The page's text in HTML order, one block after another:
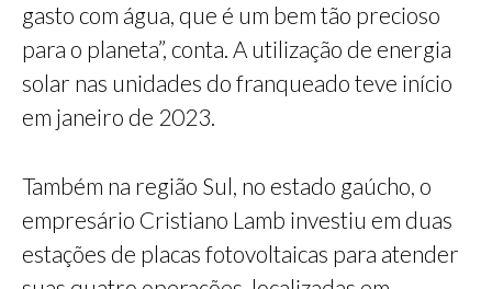
gasto com água, que é um bem tão precioso
para o planeta”, conta. A utilização de energia
solar nas unidades do franqueado teve início
em janeiro de 2023.
Também na região Sul, no estado gaúcho, o
empresário Cristiano Lamb investiu em duas
estações de placas fotovoltaicas para atender